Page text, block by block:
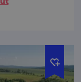
skalkami, na